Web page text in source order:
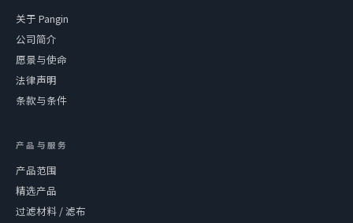
关于 Pangin
公司简介
愿景与使命
法律声明
条款与条件
产品与服务
产品范围
精选产品
过滤材料 / 滤布